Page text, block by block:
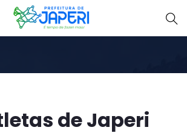
de Japeri